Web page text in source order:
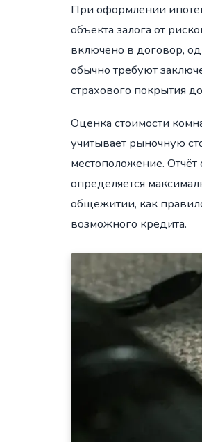
При оформлении
объекта залога от
включено в договор,
обычно требуют
страхового покрытия
Оценка стоимости
учитывает рыночную
местоположение.
определяется
общежитии, как
возможного кредита.